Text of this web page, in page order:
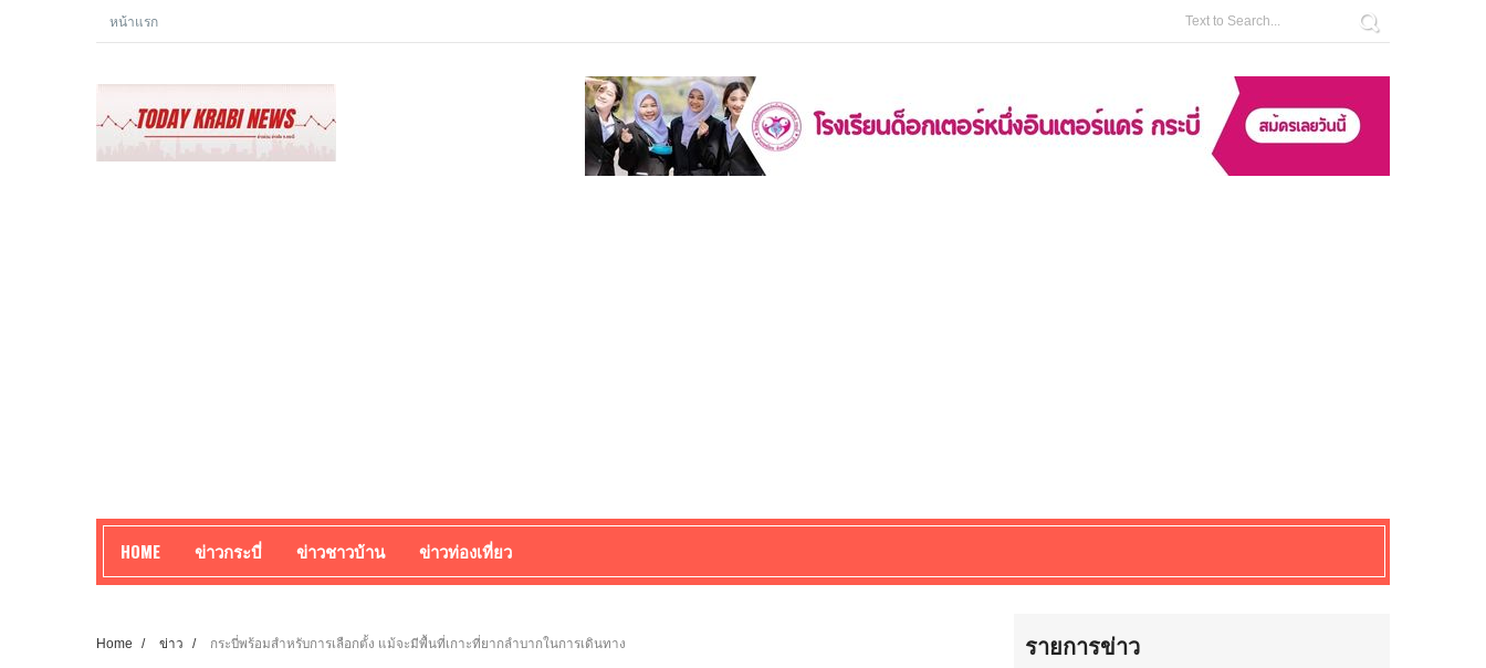
หน้าแรก
HOME ข่าวกระบี่ ข่าวชาวบ้าน ข่าวท่องเที่ยว
Home / ข่าว / กระบี่พร้อมสำหรับการเลือกตั้ง แม้จะมีพื้นที่เกาะที่ยากลำบากในการเดินทาง รายการข่าว